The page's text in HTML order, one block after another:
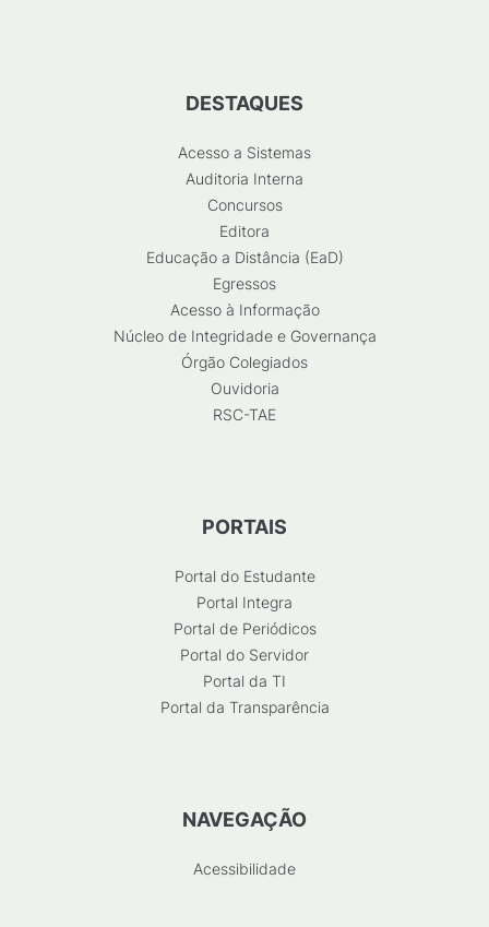
DESTAQUES
Acesso a Sistemas
Auditoria Interna
Concursos
Editora
Educação a Distância (EaD)
Egressos
Acesso à Informação
Núcleo de Integridade e Governança
Órgão Colegiados
Ouvidoria
RSC-TAE
PORTAIS
Portal do Estudante
Portal Integra
Portal de Periódicos
Portal do Servidor
Portal da TI
Portal da Transparência
NAVEGAÇÃO
Acessibilidade